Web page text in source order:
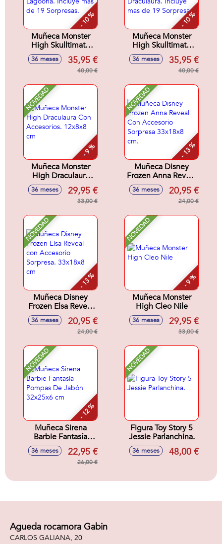
- 10 %
Muñeca Monster
High Skulltimate
Secrets Series 7
Lagoona. Incluye
mas de 19
36 meses 35,95 €
40,00 €
- 10 %
Muñeca Monster
High Skulltimate
Secrets Series 7
Draculaura. Incluye
mas de 19
36 meses 35,95 €
40,00 €
NOVEDAD
- 9 %
Muñeca Monster
High Draculaura
Con Accesorios.
12x8x8 cm
36 meses 29,95 €
33,00 €
NOVEDAD
- 13 %
Muñeca Disney
Frozen Anna Reveal
Con Accesorio
Sorpresa 33x18x8
36 meses 20,95 €
24,00 €
NOVEDAD
- 13 %
Muñeca Disney
Frozen Elsa Reveal
con Accesorio
Sorpresa. 33x18x8
36 meses 20,95 €
24,00 €
NOVEDAD
- 9 %
Muñeca Monster
High Cleo Nile
36 meses 29,95 €
33,00 €
NOVEDAD
- 12 %
Muñeca Sirena
Barbie Fantasía
Pompas De Jabón
32x25x6 cm
36 meses 22,95 €
26,00 €
NOVEDAD
Figura Toy Story 5
Jessie Parlanchina.
36 meses 48,00 €
Agueda rocamora Gabin
CARLOS GALIANA, 20